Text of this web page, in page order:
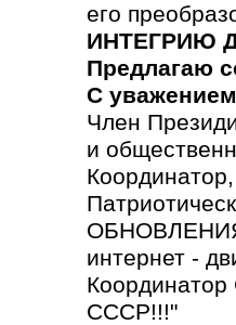
его
ИНТЕГРИЮ
Предлагаю
С
Член
и
ОБНОВЛЕНИЯ
интернет -